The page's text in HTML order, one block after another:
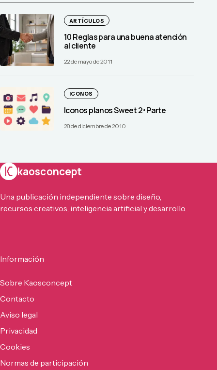
ARTÍCULOS
10 Reglas para una buena atención
al cliente
22 de mayo de 2011
ICONOS
Iconos planos Sweet 2ª Parte
28 de diciembre de 2010
kaosconcept
Una publicación independiente sobre diseño,
recursos creativos, inteligencia artificial y desarrollo.
Información
Sobre Kaosconcept
Contacto
Aviso legal
Privacidad
Cookies
Normas de participación